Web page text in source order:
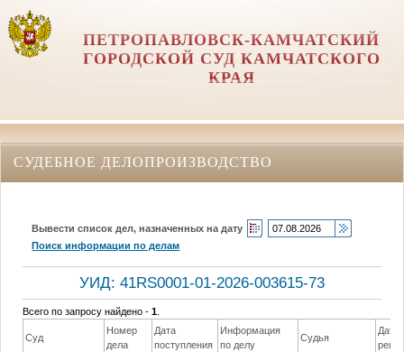
ПЕТРОПАВЛОВСК-КАМЧАТСКИЙ
ГОРОДСКОЙ СУД КАМЧАТСКОГО
КРАЯ
СУДЕБНОЕ ДЕЛОПРОИЗВОДСТВО
Вывести список дел, назначенных на дату
Поиск информации по делам
УИД: 41RS0001-01-2026-003615-73
Всего по запросу найдено -1
Суд
Номер
дела
Дата
поступления
Информация
по делу
Судья
Дата